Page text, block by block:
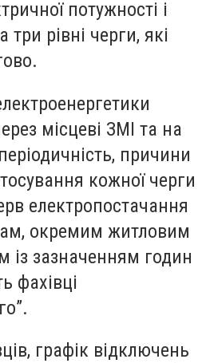
потужності і
три рівні черги, які
місцеві ЗМІ та на
причини
кожної черги
електропостачання
окремим житловим
із зазначенням годин
фахівці
графік відключень